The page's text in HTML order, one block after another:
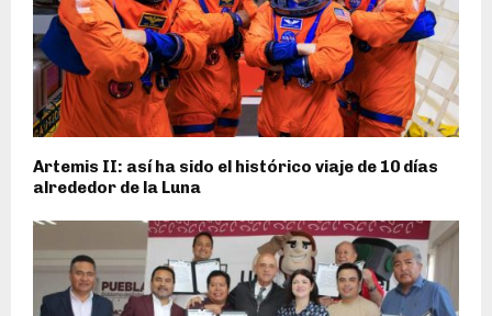
Artemis II: así ha sido el histórico viaje de 10 días
alrededor de la Luna